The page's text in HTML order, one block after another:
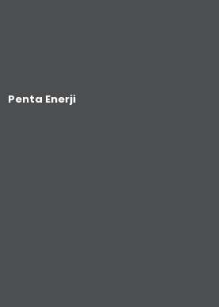
Penta Enerji